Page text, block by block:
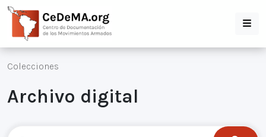
Colecciones
Archivo digital